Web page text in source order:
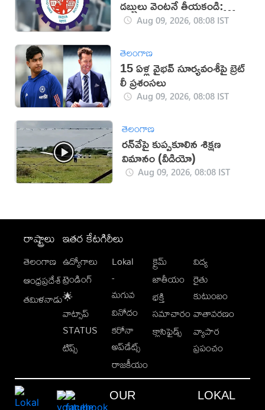
డబ్బులు వెంటనే తీయకండి:
నిపుణులు
Aug 09, 2026, 08:08 IST
తెలంగాణ
15 ఏళ్ల వైభవ్ సూర్యవంశీపై బ్రెట్
లీ ప్రశంసలు
Aug 09, 2026, 08:08 IST
తెలంగాణ
రన్‌వేపై కుప్పకూలిన శిక్షణ
విమానం (వీడియో)
Aug 09, 2026, 08:08 IST
రాష్ట్రాలు
తెలంగాణ
ఆంధ్రప్రదేశ్
తమిళనాడు
ఇతర కేటగిరీలు
ఉద్యోగాలు
ట్రెండింగ్
🌟
వాట్సాప్
STATUS
టిప్స్
Lokal
-
మగువ
వినోదం
కరోనా
అప్‌డేట్స్
రాజకీయం
క్రైమ్
జాతీయం
భక్తి
సమాచారం
క్లాసిఫైడ్స్
విద్య
రైతు
కుటుంబం
వాతావరణం
వ్యాపార
ప్రపంచం
OUR
LOKAL